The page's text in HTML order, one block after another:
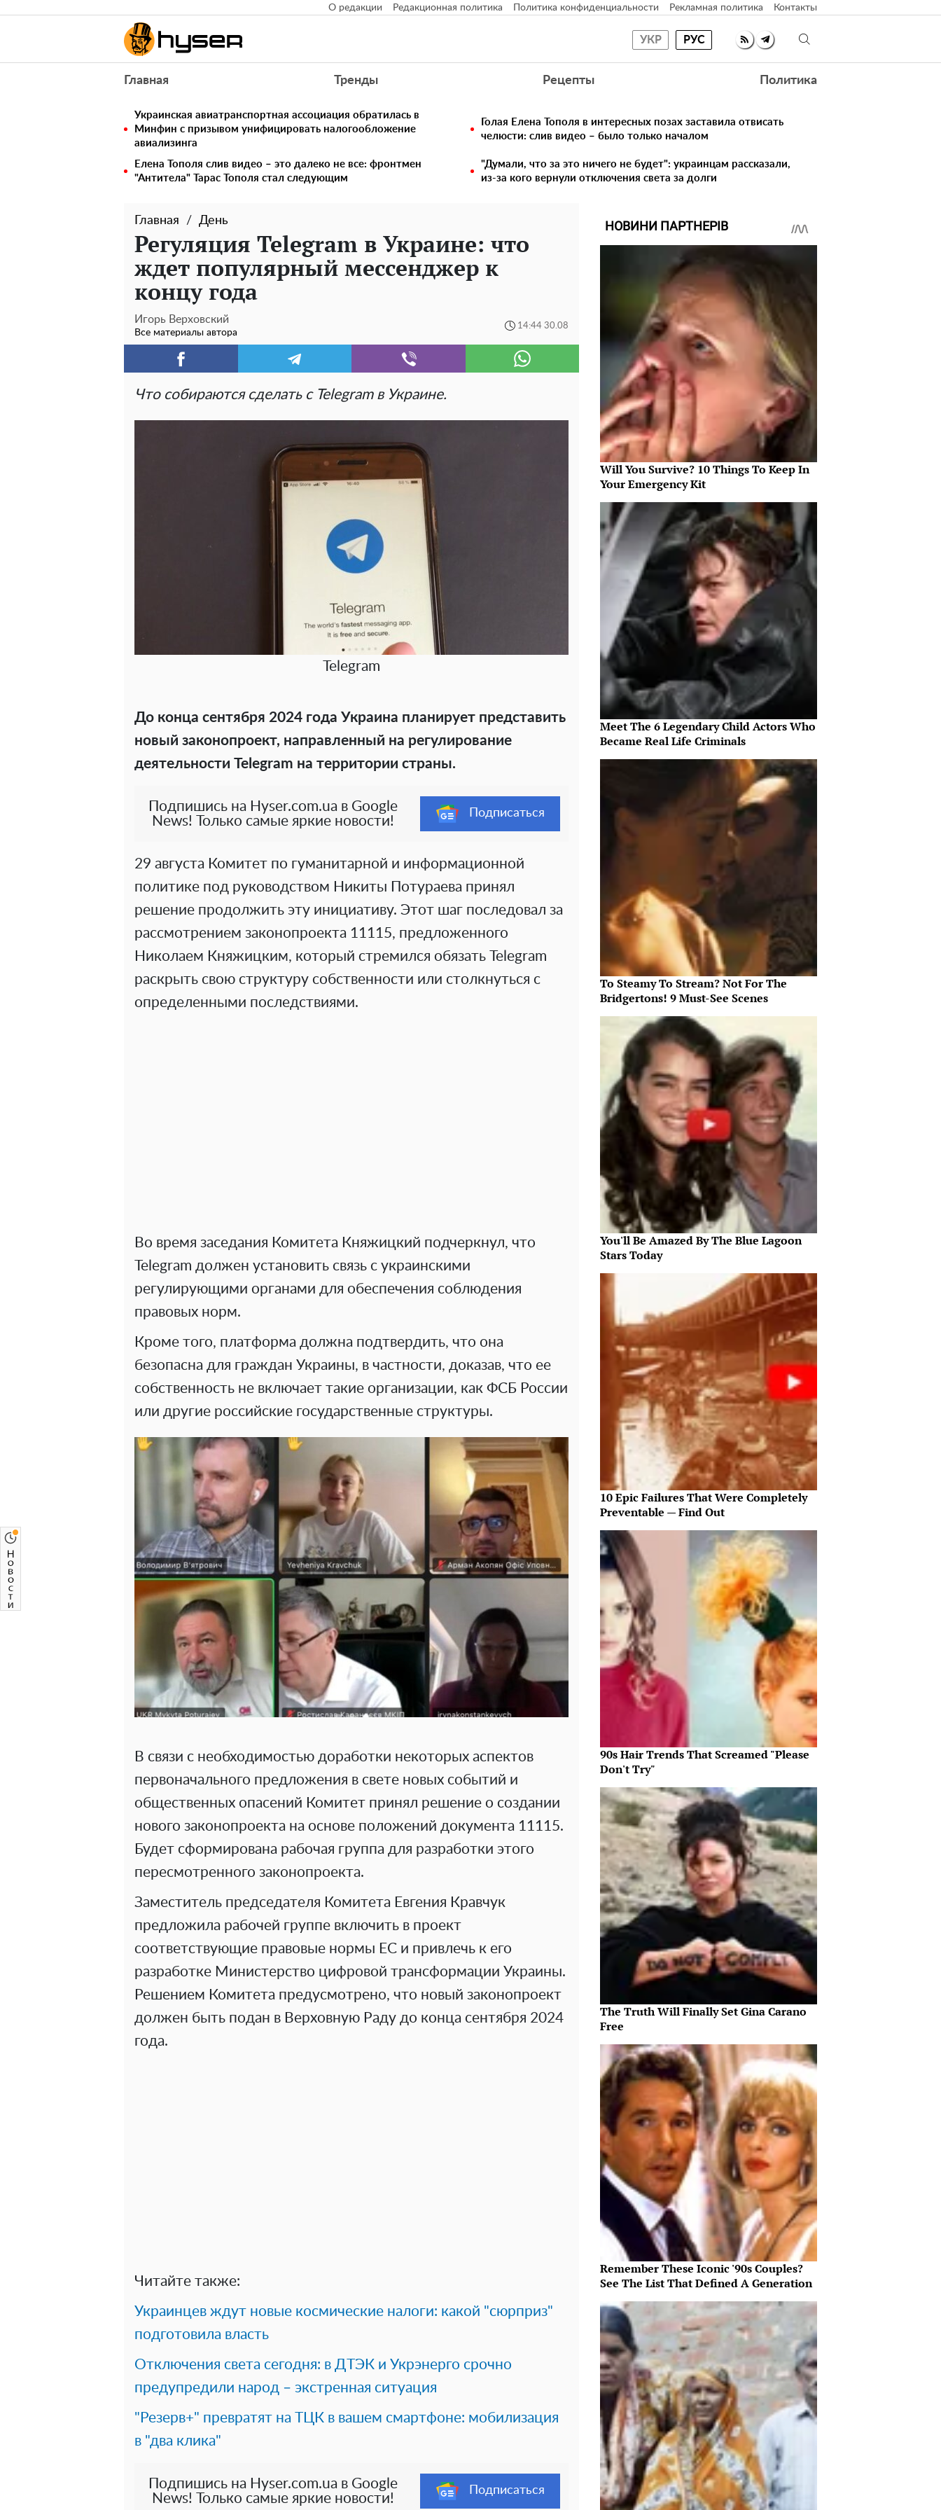
О редакции Редакционная политика Политика конфиденциальности Рекламная политика Контакты
УКР РУС
Главная Тренды Рецепты Политика
Украинская авиатранспортная ассоциация обратилась в
Минфин с призывом унифицировать налогообложение
авиализинга
Голая Елена Тополя в интересных позах заставила отвисать
челюсти: слив видео – было только началом
Елена Тополя слив видео – это далеко не все: фронтмен
"Антитела" Тарас Тополя стал следующим
"Думали, что за это ничего не будет": украинцам рассказали,
из-за кого вернули отключения света за долги
Главная День
Регуляция Telegram в Украине: что
ждет популярный мессенджер к
концу года
Игорь Верховский
Все материалы автора
14:44 30.08
Что собираются сделать с Telegram в Украине.
Telegram
До конца сентября 2024 года Украина планирует представить
новый законопроект, направленный на регулирование
деятельности Telegram на территории страны.
Подпишись на Hyser.com.ua в Google
News! Только самые яркие новости!
Подписаться
29 августа Комитет по гуманитарной и информационной
политике под руководством Никиты Потураева принял
решение продолжить эту инициативу. Этот шаг последовал за
рассмотрением законопроекта 11115, предложенного
Николаем Княжицким, который стремился обязать Telegram
раскрыть свою структуру собственности или столкнуться с
определенными последствиями.
Во время заседания Комитета Княжицкий подчеркнул, что
Telegram должен установить связь с украинскими
регулирующими органами для обеспечения соблюдения
правовых норм.
Кроме того, платформа должна подтвердить, что она
безопасна для граждан Украины, в частности, доказав, что ее
собственность не включает такие организации, как ФСБ России
или другие российские государственные структуры.
В связи с необходимостью доработки некоторых аспектов
первоначального предложения в свете новых событий и
общественных опасений Комитет принял решение о создании
нового законопроекта на основе положений документа 11115.
Будет сформирована рабочая группа для разработки этого
пересмотренного законопроекта.
Заместитель председателя Комитета Евгения Кравчук
предложила рабочей группе включить в проект
соответствующие правовые нормы ЕС и привлечь к его
разработке Министерство цифровой трансформации Украины.
Решением Комитета предусмотрено, что новый законопроект
должен быть подан в Верховную Раду до конца сентября 2024
года.
Читайте также:
Украинцев ждут новые космические налоги: какой "сюрприз"
подготовила власть
Отключения света сегодня: в ДТЭК и Укрэнерго срочно
предупредили народ – экстренная ситуация
"Резерв+" превратят на ТЦК в вашем смартфоне: мобилизация
в "два клика"
Подпишись на Hyser.com.ua в Google
News! Только самые яркие новости!
Подписаться
НОВИНИ ПАРТНЕРІВ
Will You Survive? 10 Things To Keep In
Your Emergency Kit
Meet The 6 Legendary Child Actors Who
Became Real Life Criminals
To Steamy To Stream? Not For The
Bridgertons! 9 Must-See Scenes
You'll Be Amazed By The Blue Lagoon
Stars Today
10 Epic Failures That Were Completely
Preventable — Find Out
90s Hair Trends That Screamed "Please
Don't Try"
The Truth Will Finally Set Gina Carano
Free
Remember These Iconic '90s Couples?
See The List That Defined A Generation